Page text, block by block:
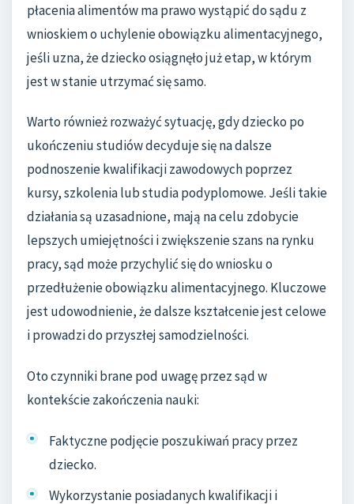
płacenia alimentów ma prawo wystąpić do sądu z
wnioskiem o uchylenie obowiązku alimentacyjnego,
jeśli uzna, że dziecko osiągnęło już etap, w którym
jest w stanie utrzymać się samo.
Warto również rozważyć sytuację, gdy dziecko po
ukończeniu studiów decyduje się na dalsze
podnoszenie kwalifikacji zawodowych poprzez
kursy, szkolenia lub studia podyplomowe. Jeśli takie
działania są uzasadnione, mają na celu zdobycie
lepszych umiejętności i zwiększenie szans na rynku
pracy, sąd może przychylić się do wniosku o
przedłużenie obowiązku alimentacyjnego. Kluczowe
jest udowodnienie, że dalsze kształcenie jest celowe
i prowadzi do przyszłej samodzielności.
Oto czynniki brane pod uwagę przez sąd w
kontekście zakończenia nauki:
Faktyczne podjęcie poszukiwań pracy przez
dziecko.
Wykorzystanie posiadanych kwalifikacji i